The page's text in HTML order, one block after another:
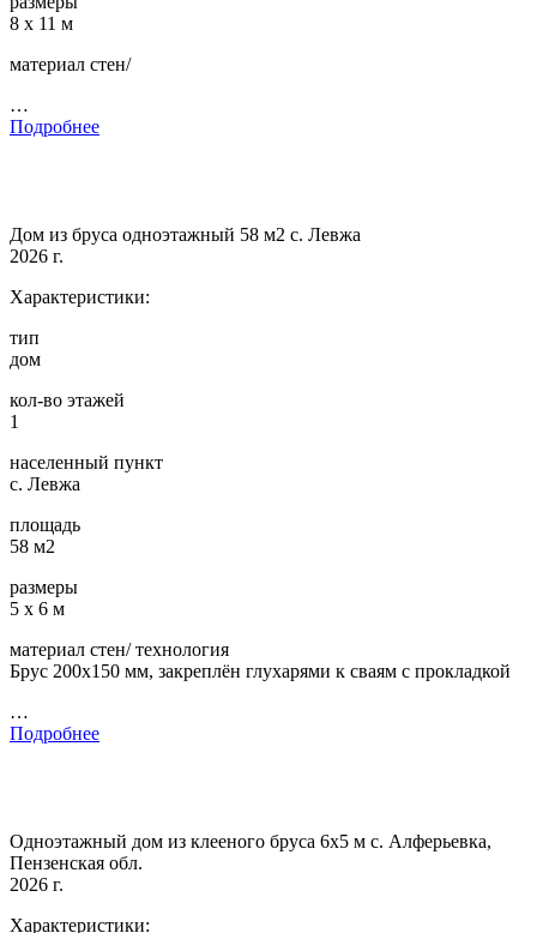
8 х 11 м
материал стен/
…
Подробнее
Дом из бруса одноэтажный 58 м2 с. Левжа
2026 г.
Характеристики:
тип
дом
кол-во этажей
1
населенный пункт
с. Левжа
площадь
58 м2
размеры
5 х 6 м
материал стен/ технология
Брус 200х150 мм, закреплён глухарями к сваям с прокладкой
…
Подробнее
Одноэтажный дом из клееного бруса 6х5 м с. Алферьевка,
Пензенская обл.
2026 г.
Характеристики: